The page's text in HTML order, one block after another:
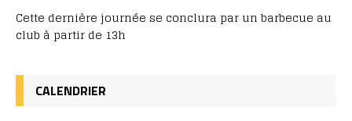
Cette dernière journée se conclura par un barbecue au
club à partir de 13h
CALENDRIER